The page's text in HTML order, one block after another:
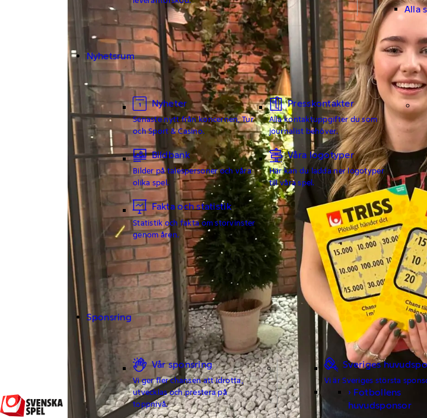
Alla
Nyhetsrum
Nyheter
Senaste nytt från koncernen, Tur
och Sport & Casino.
Presskontakter
Alla kontaktuppgifter du som
journalist behöver.
Bildbank
Bilder på talespersoner och våra
olika spel.
Våra logotyper
Här kan du ladda ner logotyper
till våra spel.
Fakta och statistik
Statistik och fakta om storvinster
genom åren.
Sponsring
Vår sponsring
Vi ger fler chansen att idrotta,
utvecklas och prestera på
toppnivå.
Sveriges
Vi är Sveriges största
Fotbollens
huvudsponsor